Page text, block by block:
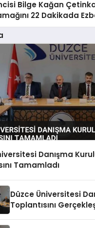
Bilge Kağan
22 Dakikada
Danışma
Tamamladı
Düzce Üniversitesi
Toplantısını